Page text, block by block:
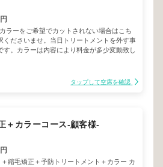
ラーをご希望でカットされない場合はこち
くださいませ。当日トリートメントを外す事
す。カラーは内容により料金が多少変動致し
タップして空席を確認
＋カラーコース-顧客様-
縮毛矯正＋予防トリートメント＋カラー カ